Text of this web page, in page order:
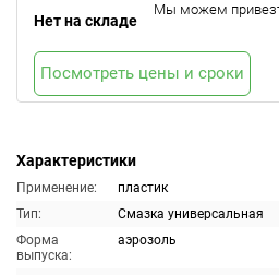
Характеристики
Применение:
пластик
Тип:
Смазка универсальная
Форма
выпуска:
аэрозоль
Нет на складе
Мы можем
Посмотреть цены и сроки